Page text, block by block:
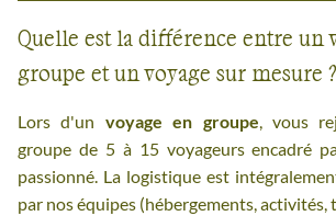
Quelle est la différence entre un
groupe et un voyage sur mesure ?
Lors d'un voyage en groupe, vous
groupe de 5 à 15 voyageurs encadré
passionné. La logistique est
par nos équipes (hébergements, activités,